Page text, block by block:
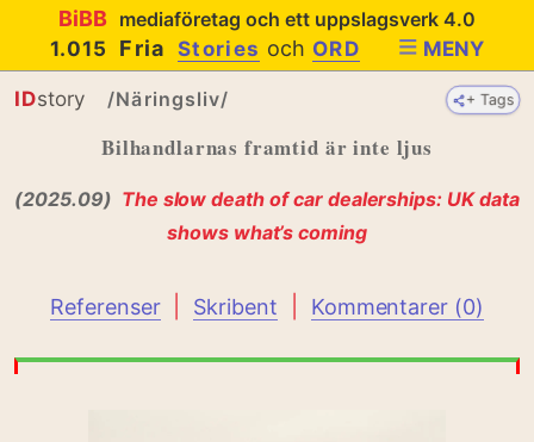
BiBB mediaföretag och ett uppslagsverk 4.0
1.015
FriaStories och ORD MENY
+ Tags
IDstory /Näringsliv/
Bilhandlarnas framtid är inte ljus
(2025.09) The slow death of car dealerships: UK data
shows what’s coming
Referenser Skribent Kommentarer (0)
+ Tags